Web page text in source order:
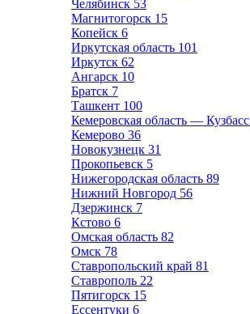
Челябинск 53
Магнитогорск 15
Копейск 6
Иркутская область 101
Иркутск 62
Ангарск 10
Братск 7
Ташкент 100
Кемеровская область — Кузбасс
Кемерово 36
Новокузнецк 31
Прокопьевск 5
Нижегородская область 89
Нижний Новгород 56
Дзержинск 7
Кстово 6
Омская область 82
Омск 78
Ставропольский край 81
Ставрополь 22
Пятигорск 15
Ессентуки 6